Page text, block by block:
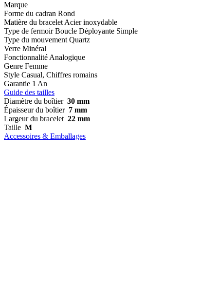
Marque
Forme du cadran Rond
Matière du bracelet Acier inoxydable
Type de fermoir Boucle Déployante Simple
Type du mouvement Quartz
Verre Minéral
Fonctionnalité Analogique
Genre Femme
Style Casual, Chiffres romains
Garantie 1 An
Guide des tailles
Diamètre du boîtier 30 mm
Épaisseur du boîtier 7 mm
Largeur du bracelet 22 mm
Taille M
Accessoires & Emballages